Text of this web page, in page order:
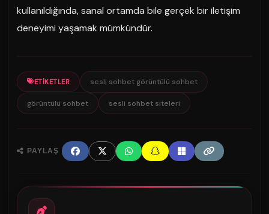
kullanıldığında, sanal ortamda bile gerçek bir iletişim
deneyimi yaşamak mümkündür.
ETIKETLER sesli sohbet görüntülü sohbet
görüntülü sohbet sesli sohbet siteleri
PAYLAŞ